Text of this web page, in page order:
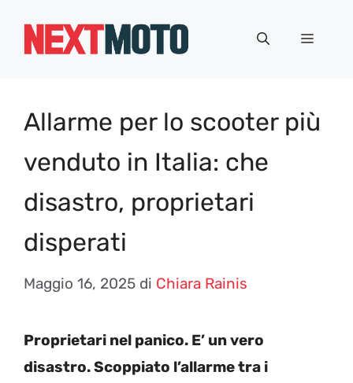
Menu
Allarme per lo scooter più
venduto in Italia: che
disastro, proprietari
disperati
Maggio 16, 2025 di Chiara Rainis
Proprietari nel panico. E’ un vero
disastro. Scoppiato l’allarme tra i